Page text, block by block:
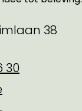
38
30